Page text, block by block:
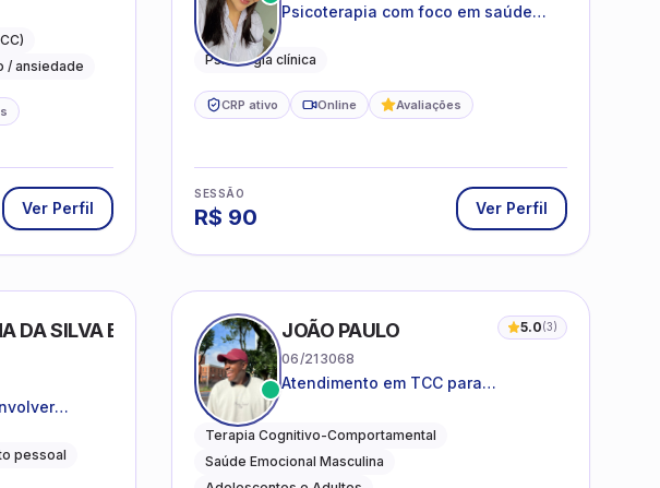
do dia a
/ ansiedade
Ver Perfil
Psicoterapia com foco em saúde
autoestima para adolescentes e
Psicologia clínica
CRP ativo Online Avaliações
SESSÃO
R$ 90 Ver Perfil
DA SILVA BIONDI
pessoal
JOÃO PAULO 5.0(3)
06/213068
Atendimento em TCC para
desenvolvimento de autonomia
emocional
Terapia Cognitivo-Comportamental
Saúde Emocional Masculina